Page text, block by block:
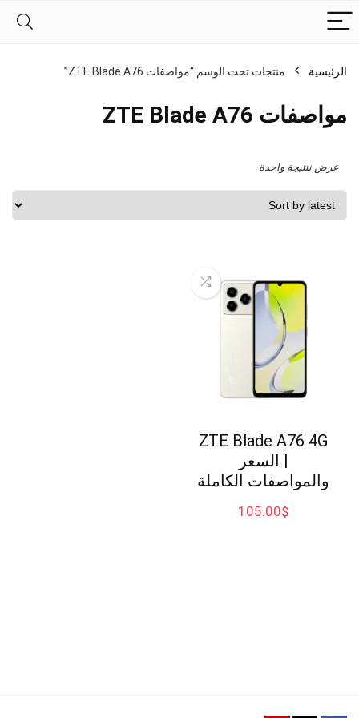
الرئيسية منتجات تحت الوسم “مواصفات ZTE Blade A76”
مواصفات ZTE Blade A76
عرض نتتيجة واحدة
ZTE Blade A76 4G
| السعر
والمواصفات الكاملة
$
105.00